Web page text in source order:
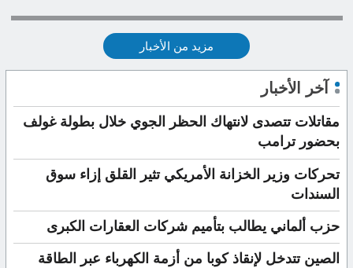
مزيد من الأخبار
آخر الأخبار
مقاتلات تتصدى لانتهاك الحظر الجوي خلال بطولة غولف
بحضور ترامب
تحركات وزير الخزانة الأمريكي تثير القلق إزاء سوق
السندات
حزب ألماني يطالب بتأميم شركات العقارات الكبرى
الصين تتدخل لإنقاذ كوبا من أزمة الكهرباء عبر الطاقة